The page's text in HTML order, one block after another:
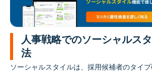
人事戦略でのソーシャルス
法
ソーシャルスタイルは、採用候補者のタイ